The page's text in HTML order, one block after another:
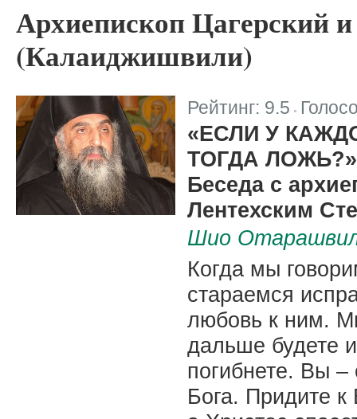
Архиепископ Цагерский
(Калаиджишвили)
Рейтинг: 9.5
«ЕСЛИ У
ТОГДА ЛОЖЬ?»
Беседа с
Лентехским
Шио
Когда мы
стараемся
любовь к ним.
дальше будете
погибнете. Вы
Бога. Придите к